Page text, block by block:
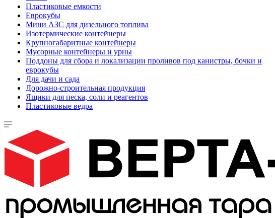
Пластиковые емкости
Еврокубы
Мини АЗС для дизельного топлива
Изотермические контейнеры
Крупногабаритные контейнеры
Мусорные контейнеры и урны
Поддоны для сбора и локализации проливов под канистры, бочки и
еврокубы
Для дачи и сада
Дорожно-строительная продукция
Ящики для песка, соли и реагентов
Пластиковые ведра